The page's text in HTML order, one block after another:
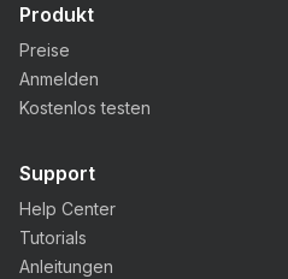
Produkt
Preise
Anmelden
Kostenlos testen
Support
Help Center
Tutorials
Anleitungen